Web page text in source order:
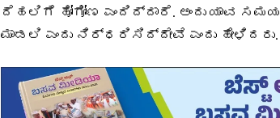
ದೆಹಲಿಗೆ ಹೋಗೋಣ ಎಂದಿದ್ದಾರೆ. ಅಂದು ಯಾವ
ಮಾಡಲಿ ಎಂದು ನಿರ್ಧರಿಸಿದ್ದೇವೆ ಎಂದು ಹೇಳಿದರು.